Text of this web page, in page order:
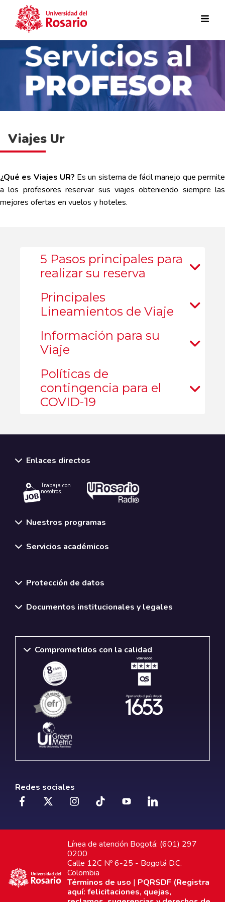
Pasar al contenido principal
Viajes Ur
¿Qué es Viajes UR? Es un sistema de fácil manejo que permite
a los profesores reservar sus viajes obteniendo siempre las
mejores ofertas en vuelos y hoteles.
5 Pasos principales para
realizar su reserva
Principales
Lineamientos de Viaje
Información para su
Viaje
Políticas de
contingencia para el
COVID-19
Enlaces directos
Trabaja con
nosotros.
Nuestros programas
Servicios académicos
Protección de datos
Documentos institucionales y legales
Comprometidos con la calidad
Redes sociales
Línea de atención Bogotá: (601) 297
0200
Calle 12C Nº 6-25 - Bogotá D.C.
Colombia
Términos de uso | PQRSDF (Registra
aquí: felicitaciones, quejas,